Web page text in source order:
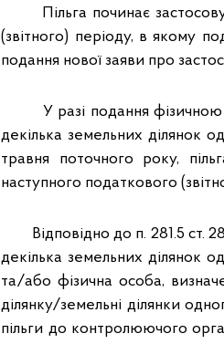
Пільга починає
(звітного) періоду, в якому
подання нової заяви про
У разі подання фізичною
декілька земельних ділянок
травня поточного року,
наступного податкового
Відповідно до п. 281.5 ст.
декілька земельних ділянок
та/або фізична особа,
ділянку/земельні ділянки
пільги до контролюючого